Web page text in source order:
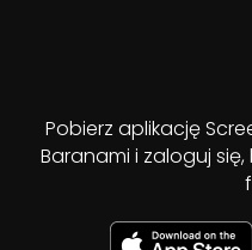
Pobierz aplikację
Baranami i zaloguj